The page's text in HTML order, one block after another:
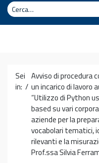
Cerca
Sei
in: /
Avviso di procedura
un incarico di
“Utilizzo di Python
based su vari
aziende per la
vocabolari tematici,
rilevanti e la
Prof.ssa Silvia